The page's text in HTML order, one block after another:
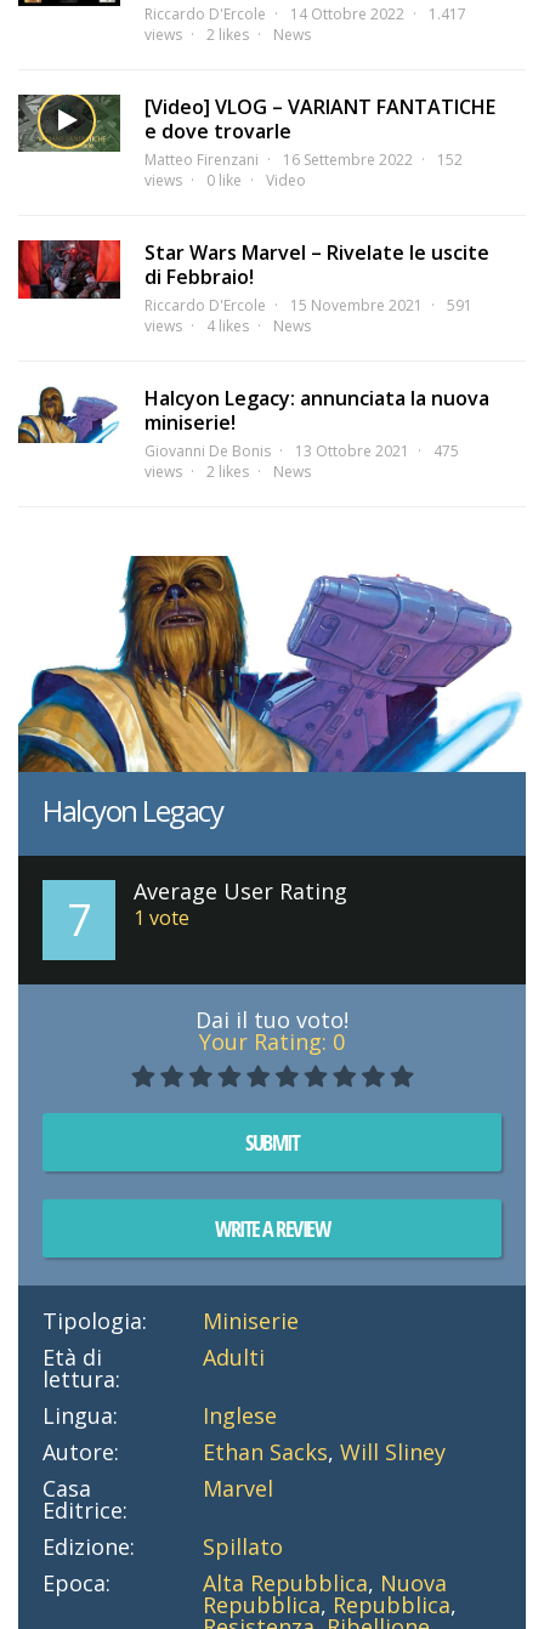
Riccardo D'Ercole 14 Ottobre 2022
1.417
views
2 likes News
[Video] VLOG – VARIANT FANTATICHE
e dove trovarle
Matteo Firenzani 16 Settembre 2022
152
views
0 like Video
Star Wars Marvel – Rivelate le uscite
di Febbraio!
Riccardo D'Ercole 15 Novembre 2021
591
views
4 likes News
Halcyon Legacy: annunciata la nuova
miniserie!
Giovanni De Bonis 13 Ottobre 2021
475
views
2 likes News
Halcyon Legacy
7 Average User Rating
1 vote
Dai il tuo voto!
Your Rating: 0
SUBMIT
WRITE A REVIEW
Tipologia:
Miniserie
Età di
lettura:
Adulti
Lingua:
Inglese
Autore:
Ethan Sacks,Will Sliney
Casa
Editrice:
Marvel
Edizione:
Spillato
Epoca:
Alta Repubblica, Nuova
Repubblica, Repubblica,